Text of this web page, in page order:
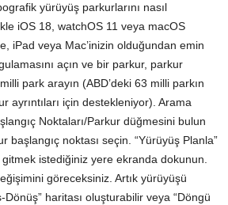
yürüyüş parkurlarını nasıl
iOS 18, watchOS 11 veya macOS
iPad veya Mac’inizin olduğundan emin
açın ve bir parkur, parkur
park arayın (ABD’deki 63 milli parkın
ayrıntıları için destekleniyor). Arama
Noktaları/Parkur düğmesini bulun
başlangıç noktası seçin. “Yürüyüş Planla”
istediğiniz yere ekranda dokunun.
göreceksiniz. Artık yürüyüşü
haritası oluşturabilir veya “Döngü